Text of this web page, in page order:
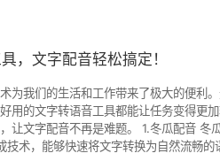
，文字配音轻松搞定！
为我们的生活和工作带来了极大的便利
用的文字转语音工具都能让任务变得更
瓜配音 冬瓜配音是一款功能全面的文字转语音软
术，能够快速将文字转换为自然流畅的